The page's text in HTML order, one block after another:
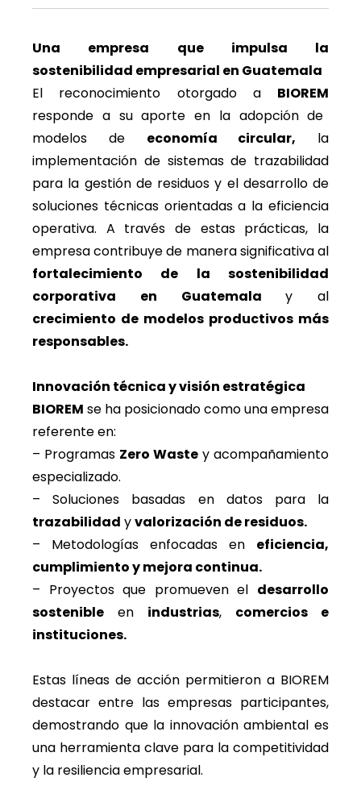
Una empresa que impulsa la
sostenibilidad empresarial en Guatemala
El reconocimiento otorgado a BIOREM
responde a su aporte en la adopción de
modelos de economía circular, la
implementación de sistemas de trazabilidad
para la gestión de residuos y el desarrollo de
soluciones técnicas orientadas a la eficiencia
operativa. A través de estas prácticas, la
empresa contribuye de manera significativa al
fortalecimiento de la sostenibilidad
corporativa en Guatemalay al
crecimiento de modelos productivos más
responsables.
Innovación técnica y visión estratégica
BIOREM se ha posicionado como una empresa
referente en:
– Programas Zero Waste y acompañamiento
especializado.
– Soluciones basadas en datos para la
trazabilidad yvalorización de residuos.
– Metodologías enfocadas en eficiencia,
cumplimiento y mejora continua.
– Proyectos que promueven el desarrollo
sostenible en industrias, comercios e
instituciones.
Estas líneas de acción permitieron a BIOREM
destacar entre las empresas participantes,
demostrando que la innovación ambiental es
una herramienta clave para la competitividad
y la resiliencia empresarial.